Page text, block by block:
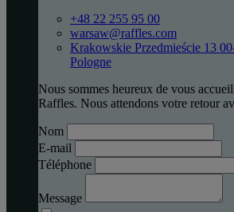
+48 22 255 95 00
warsaw@raffles.com
Krakowskie Przedmieście 13
Pologne
Nous sommes heureux de vous
Raffles. Nous attendons votre retour
Nom
E-mail
Téléphone
Message